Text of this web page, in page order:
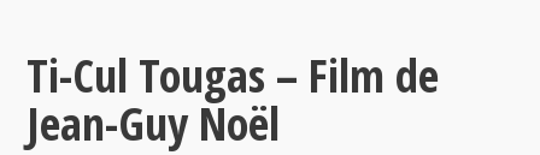
Ti-Cul Tougas – Film de
Jean-Guy Noël